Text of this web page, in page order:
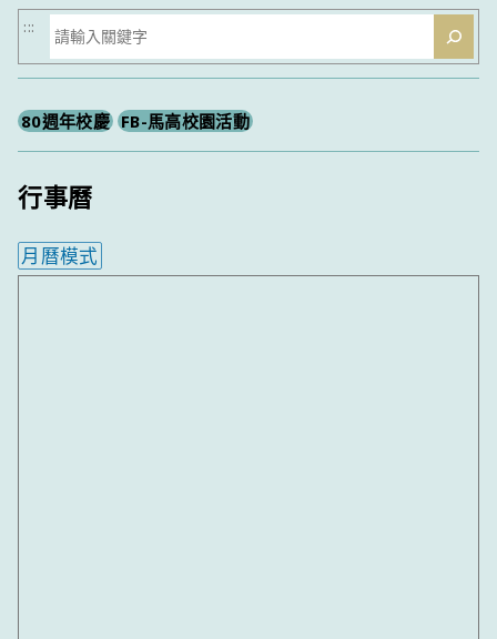
搜
尋
:::
80週年校慶 FB-馬高校園活動
行事曆
月曆模式